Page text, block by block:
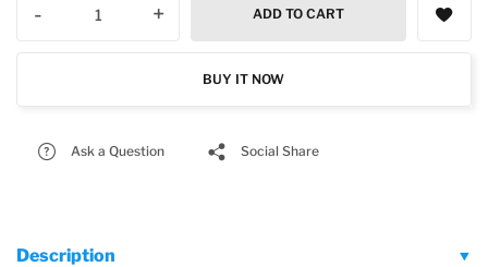
- + ADD TO CART
BUY IT NOW
Ask a Question Social Share
Description